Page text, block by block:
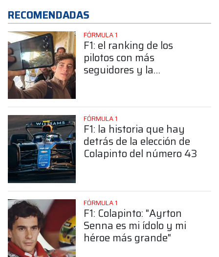
RECOMENDADAS
FÓRMULA 1
F1: el ranking de los
pilotos con más
seguidores y la
FÓRMULA 1
F1: la historia que hay
detrás de la elección de
Colapinto del número 43
FÓRMULA 1
F1: Colapinto: "Ayrton
Senna es mi ídolo y mi
héroe más grande"